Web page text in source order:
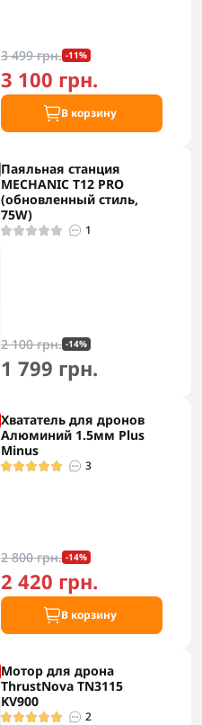
3 499 грн. -11%
3 100 грн.
В корзину
Паяльная станция
MECHANIC T12 PRO
(обновленный стиль,
75W)
1
2 100 грн. -14%
1 799 грн.
Хвататель для дронов
Алюминий 1.5мм Plus
Minus
3
2 800 грн. -14%
2 420 грн.
В корзину
Мотор для дрона
ThrustNova TN3115
KV900
2